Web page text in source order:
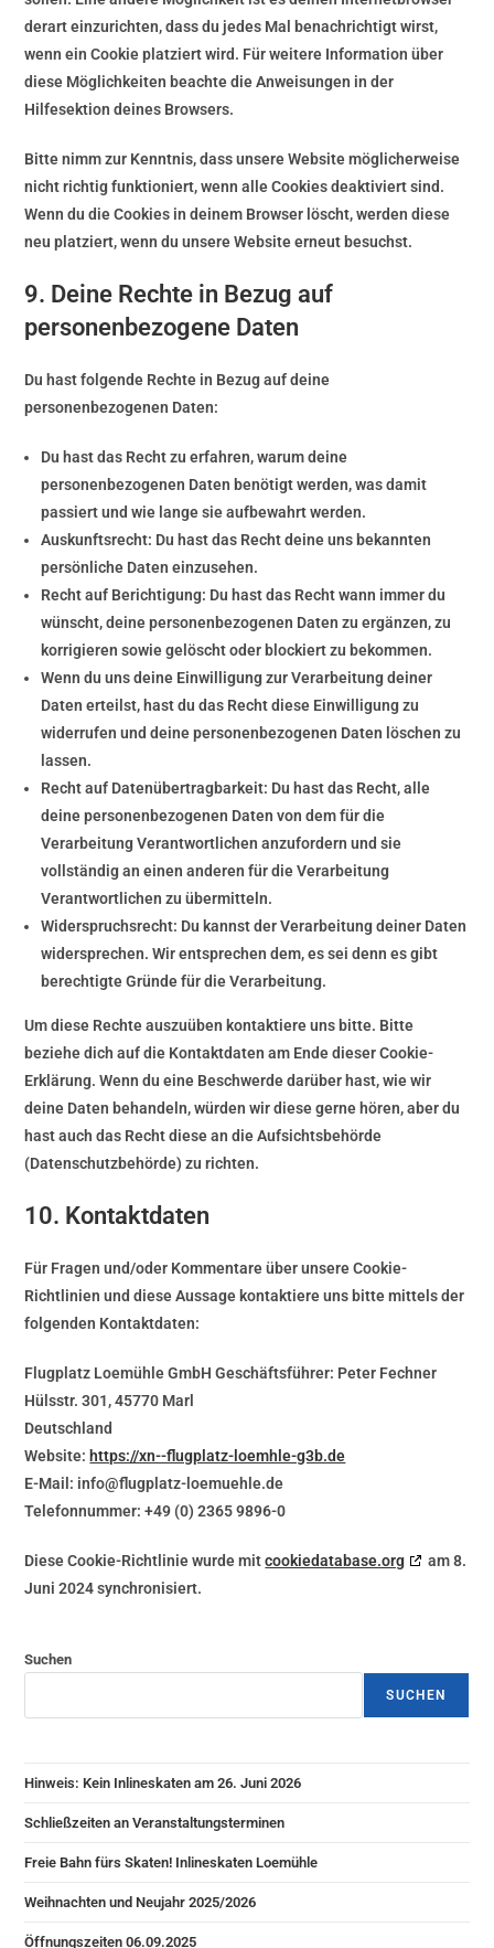
derart einzurichten, dass du jedes Mal benachrichtigt wirst,
wenn ein Cookie platziert wird. Für weitere Information über
diese Möglichkeiten beachte die Anweisungen in der
Hilfesektion deines Browsers.
Bitte nimm zur Kenntnis, dass unsere Website möglicherweise
nicht richtig funktioniert, wenn alle Cookies deaktiviert sind.
Wenn du die Cookies in deinem Browser löscht, werden diese
neu platziert, wenn du unsere Website erneut besuchst.
9. Deine Rechte in Bezug auf
personenbezogene Daten
Du hast folgende Rechte in Bezug auf deine
personenbezogenen Daten:
Du hast das Recht zu erfahren, warum deine
personenbezogenen Daten benötigt werden, was damit
passiert und wie lange sie aufbewahrt werden.
Auskunftsrecht: Du hast das Recht deine uns bekannten
persönliche Daten einzusehen.
Recht auf Berichtigung: Du hast das Recht wann immer du
wünscht, deine personenbezogenen Daten zu ergänzen, zu
korrigieren sowie gelöscht oder blockiert zu bekommen.
Wenn du uns deine Einwilligung zur Verarbeitung deiner
Daten erteilst, hast du das Recht diese Einwilligung zu
widerrufen und deine personenbezogenen Daten löschen zu
lassen.
Recht auf Datenübertragbarkeit: Du hast das Recht, alle
deine personenbezogenen Daten von dem für die
Verarbeitung Verantwortlichen anzufordern und sie
vollständig an einen anderen für die Verarbeitung
Verantwortlichen zu übermitteln.
Widerspruchsrecht: Du kannst der Verarbeitung deiner Daten
widersprechen. Wir entsprechen dem, es sei denn es gibt
berechtigte Gründe für die Verarbeitung.
Um diese Rechte auszuüben kontaktiere uns bitte. Bitte
beziehe dich auf die Kontaktdaten am Ende dieser Cookie-
Erklärung. Wenn du eine Beschwerde darüber hast, wie wir
deine Daten behandeln, würden wir diese gerne hören, aber du
hast auch das Recht diese an die Aufsichtsbehörde
(Datenschutzbehörde) zu richten.
10. Kontaktdaten
Für Fragen und/oder Kommentare über unsere Cookie-
Richtlinien und diese Aussage kontaktiere uns bitte mittels der
folgenden Kontaktdaten:
Flugplatz Loemühle GmbH Geschäftsführer: Peter Fechner
Hülsstr. 301, 45770 Marl
Deutschland
Website: https://xn--flugplatz-loemhle-g3b.de
E-Mail: info@flugplatz-loemuehle.de
Telefonnummer: +49 (0) 2365 9896-0
Diese Cookie-Richtlinie wurde mitcookiedatabase.org
am 8.
Juni 2024 synchronisiert.
Suchen
SUCHEN
Hinweis: Kein Inlineskaten am 26. Juni 2026
Schließzeiten an Veranstaltungsterminen
Freie Bahn fürs Skaten! Inlineskaten Loemühle
Weihnachten und Neujahr 2025/2026
Öffnungszeiten 06.09.2025